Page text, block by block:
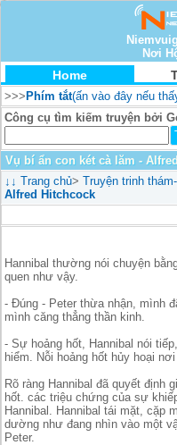
Nơi
Home
>>>Phím tắt(ấn vào đây nếu
Công cụ tìm kiếm truyện bởi
Vụ bí ẩn con két cà lăm -
↓↓ Trang chủ> Truyện trinh
Alfred Hitchcock
Hannibal thường nói chuyện
quen như vậy.
- Đúng - Peter thừa nhận, mình
mình căng thẳng thần kinh.
- Sự hoảng hốt, Hannibal nói
hiểm. Nỗi hoảng hốt hủy hoại
Rõ ràng Hannibal đã quyết định
hốt. các triệu chứng của sự
Hannibal. Hannibal tái mặt, cặp
dường như đang nhìn vào một
Peter.